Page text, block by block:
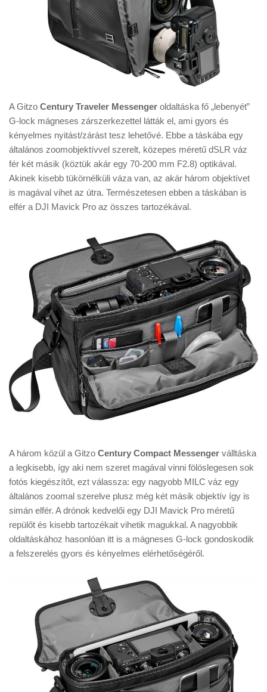
A Gitzo Century Traveler Messenger oldaltáska fő „lebenyét”
G-lock mágneses zárszerkezettel látták el, ami gyors és
kényelmes nyitást/zárást tesz lehetővé. Ebbe a táskába egy
általános zoomobjektívvel szerelt, közepes méretű dSLR váz
fér két másik (köztük akár egy 70-200 mm F2.8) optikával.
Akinek kisebb tükörnélküli váza van, az akár három objektívet
is magával vihet az útra. Természetesen ebben a táskában is
elfér a DJI Mavick Pro az összes tartozékával.
A három közül a Gitzo Century Compact Messenger válltáska
a legkisebb, így aki nem szeret magával vinni fölöslegesen sok
fotós kiegészítőt, ezt válassza: egy nagyobb MILC váz egy
általános zoomal szerelve plusz még két másik objektív így is
simán elfér. A drónok kedvelői egy DJI Mavick Pro méretű
repülőt és kisebb tartozékait vihetik magukkal. A nagyobbik
oldaltáskához hasonlóan itt is a mágneses G-lock gondoskodik
a felszerelés gyors és kényelmes elérhetőségéről.